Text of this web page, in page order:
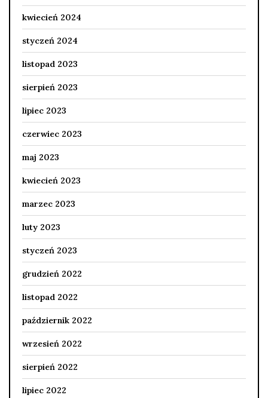
kwiecień 2024
styczeń 2024
listopad 2023
sierpień 2023
lipiec 2023
czerwiec 2023
maj 2023
kwiecień 2023
marzec 2023
luty 2023
styczeń 2023
grudzień 2022
listopad 2022
październik 2022
wrzesień 2022
sierpień 2022
lipiec 2022